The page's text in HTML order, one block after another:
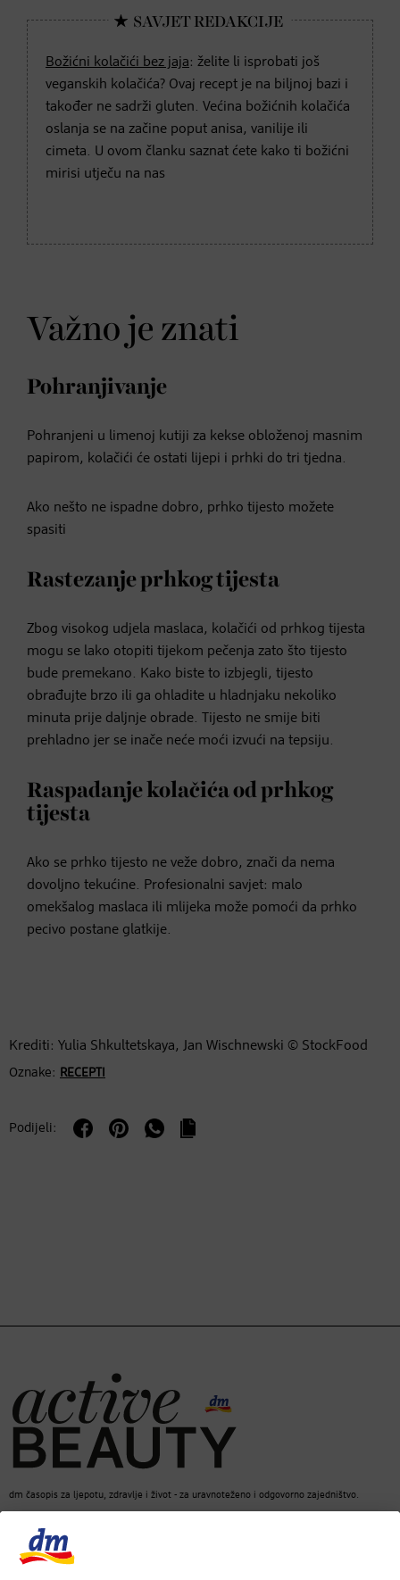
Božićni kolačići bez jaja: želite li isprobati još
veganskih kolačića? Ovaj recept je na biljnoj bazi i
također ne sadrži gluten. Većina božićnih kolačića
oslanja se na začine poput anisa, vanilije ili
cimeta. U ovom članku saznat ćete kako ti božićni
mirisi utječu na nas
Važno je znati
Pohranjivanje
Pohranjeni u limenoj kutiji za kekse obloženoj masnim
papirom, kolačići će ostati lijepi i prhki do tri tjedna.
Ako nešto ne ispadne dobro, prhko tijesto možete
spasiti
Rastezanje prhkog tijesta
Zbog visokog udjela maslaca, kolačići od prhkog tijesta
mogu se lako otopiti tijekom pečenja zato što tijesto
bude premekano. Kako biste to izbjegli, tijesto
obrađujte brzo ili ga ohladite u hladnjaku nekoliko
minuta prije daljnje obrade. Tijesto ne smije biti
prehladno jer se inače neće moći izvući na tepsiju.
Raspadanje kolačića od prhkog
tijesta
Ako se prhko tijesto ne veže dobro, znači da nema
dovoljno tekućine. Profesionalni savjet: malo
omekšalog maslaca ili mlijeka može pomoći da prhko
pecivo postane glatkije.
Krediti: Yulia Shkultetskaya, Jan Wischnewski © StockFood
Oznake: RECEPTI
Podijeli:
dm časopis za ljepotu, zdravlje i život - za uravnoteženo i odgovorno zajedništvo.